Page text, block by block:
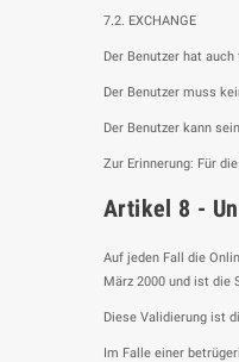
7.2. EXCHANGE
Der Benutzer hat
Der Benutzer muss
Der Benutzer kann
Zur Erinnerung: Für
Artikel 8 -
Auf jeden Fall die
März 2000 und ist die
Diese Validierung ist
Im Falle einer